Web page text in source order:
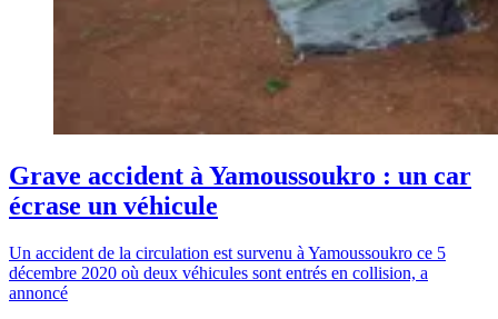
Grave accident à Yamoussoukro : un car
écrase un véhicule
Un accident de la circulation est survenu à Yamoussoukro ce 5
décembre 2020 où deux véhicules sont entrés en collision, a
annoncé